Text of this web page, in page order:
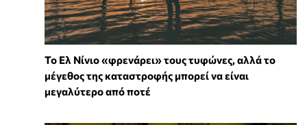
Το Ελ Νίνιο «φρενάρει» τους τυφώνες, αλλά το
μέγεθος της καταστροφής μπορεί να είναι
μεγαλύτερο από ποτέ